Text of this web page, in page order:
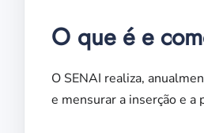
O que é e
O SENAI realiza,
e mensurar a inserção e a